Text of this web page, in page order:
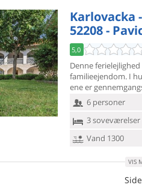
Karlovacka
52208 -
5,0
Denne
familieejendom. I
ene er
6 personer
3 soveværelser
Vand 1300
VIS